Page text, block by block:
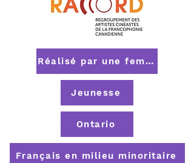
Réalisé par une femme
Jeunesse
Ontario
Français en milieu minoritaire